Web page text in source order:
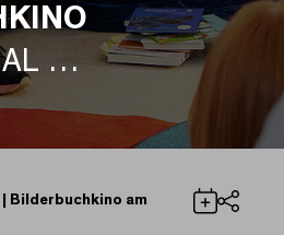
…
Bilderbuchkino am